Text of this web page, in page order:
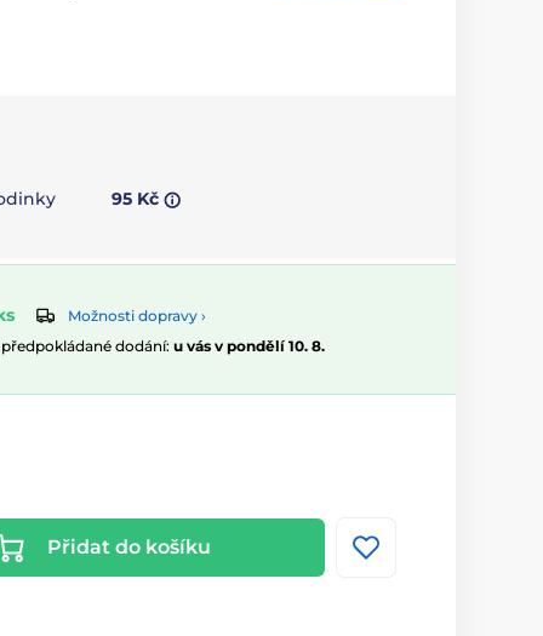
95 Kč
Možnosti dopravy ›
dodání: u vás v pondělí 10. 8.
Přidat do košíku